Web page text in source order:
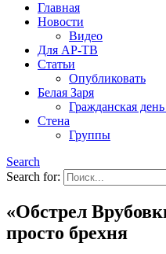
Главная
Новости
Видео
Для АР-ТВ
Статьи
Опубликовать
Белая Заря
Гражданская
Стена
Группы
Search
Search for:
«Обстрел
просто брехня